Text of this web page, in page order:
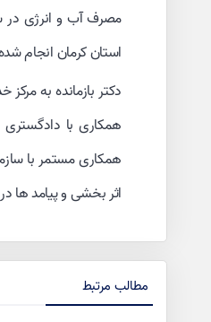
مصرف آب و انرژی در
استان کرمان انجام
دکتر بازمانده به
همکاری با
همکاری مستمر با
اثر بخشی و پیامد ها
مطالب مرتبط